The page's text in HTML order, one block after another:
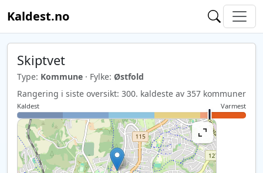
Kaldest.no
Skiptvet
Type: Kommune · Fylke: Østfold
Rangering i siste oversikt: 300. kaldeste av 357 kommuner
Kaldest Varmest